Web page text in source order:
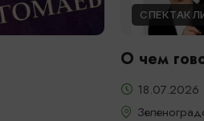
О чем